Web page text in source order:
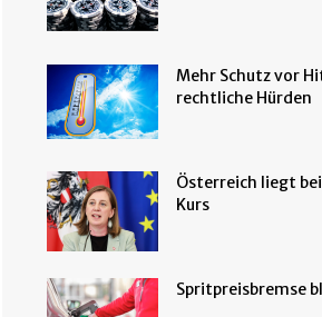
Mehr Schutz vor
rechtliche Hürden
Österreich liegt
Kurs
Spritpreisbremse